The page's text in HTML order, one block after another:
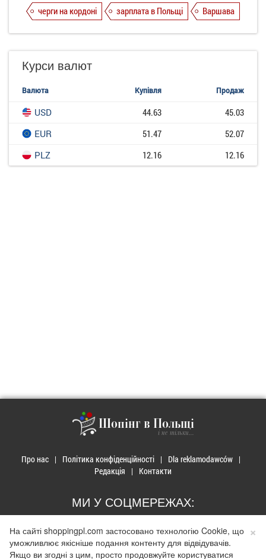
черги на кордоні
зарплата в Польщі Варшава
Курси валют
Валюта Купівля Продаж
USD 44.63
45.03
EUR
51.47
52.07
PLZ
12.16 12.16
Шопінг в Польщі
і не тільки...
Про нас Політика конфіденційності
Dla reklamodawców
Редакція
Контакти
МИ У СОЦМЕРЕЖАХ:
×
На сайті shoppingpl.com застосовано технологію Cookie, що
уможливлює якісніше подання контенту для відвідувачів.
Якщо ви згодні з цим, просто продовжуйте користуватися